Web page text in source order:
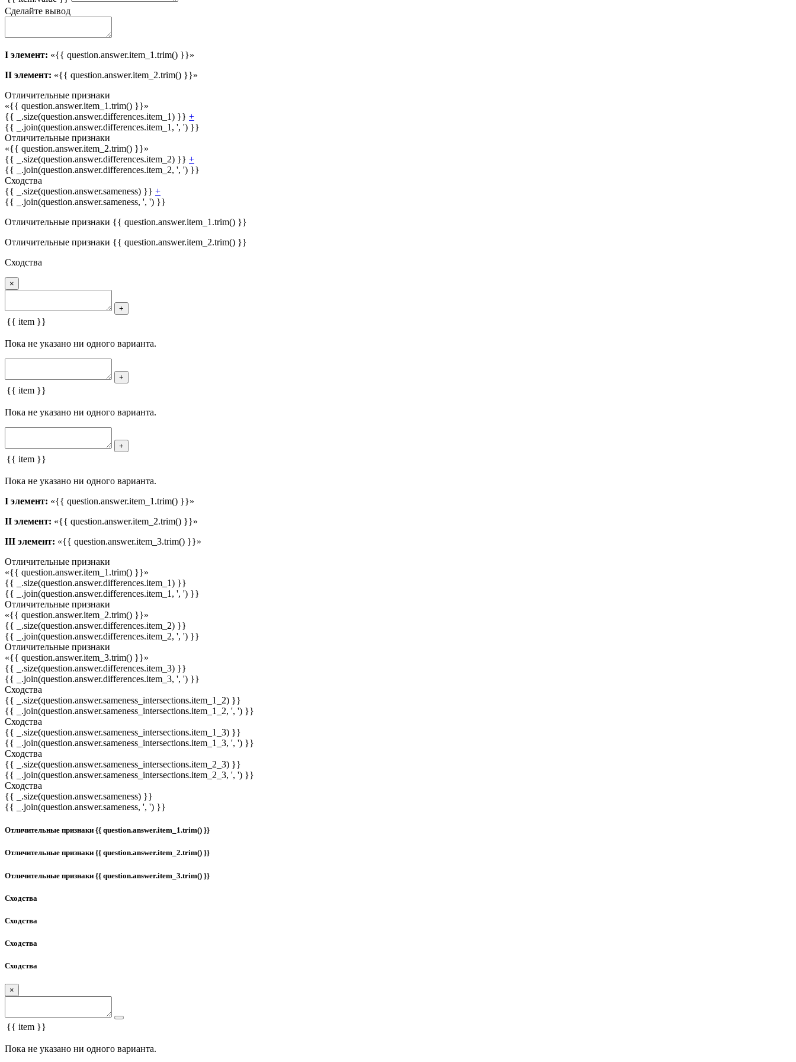
Сделайте вывод
I элемент: «{{ question.answer.item_1.trim() }}»
II элемент: «{{ question.answer.item_2.trim() }}»
Отличительные признаки
«{{ question.answer.item_1.trim() }}»
{{ _.size(question.answer.differences.item_1) }} +
{{ _.join(question.answer.differences.item_1, ', ') }}
Отличительные признаки
«{{ question.answer.item_2.trim() }}»
{{ _.size(question.answer.differences.item_2) }} +
{{ _.join(question.answer.differences.item_2, ', ') }}
Сходства
{{ _.size(question.answer.sameness) }} +
{{ _.join(question.answer.sameness, ', ') }}
Отличительные признаки {{ question.answer.item_1.trim() }}
Отличительные признаки {{ question.answer.item_2.trim() }}
Сходства
×
+
{{ item }}
Пока не указано ни одного варианта.
+
{{ item }}
Пока не указано ни одного варианта.
+
{{ item }}
Пока не указано ни одного варианта.
I элемент: «{{ question.answer.item_1.trim() }}»
II элемент: «{{ question.answer.item_2.trim() }}»
III элемент: «{{ question.answer.item_3.trim() }}»
Отличительные признаки
«{{ question.answer.item_1.trim() }}»
{{ _.size(question.answer.differences.item_1) }}
{{ _.join(question.answer.differences.item_1, ', ') }}
Отличительные признаки
«{{ question.answer.item_2.trim() }}»
{{ _.size(question.answer.differences.item_2) }}
{{ _.join(question.answer.differences.item_2, ', ') }}
Отличительные признаки
«{{ question.answer.item_3.trim() }}»
{{ _.size(question.answer.differences.item_3) }}
{{ _.join(question.answer.differences.item_3, ', ') }}
Сходства
{{ _.size(question.answer.sameness_intersections.item_1_2) }}
{{ _.join(question.answer.sameness_intersections.item_1_2, ', ') }}
Сходства
{{ _.size(question.answer.sameness_intersections.item_1_3) }}
{{ _.join(question.answer.sameness_intersections.item_1_3, ', ') }}
Сходства
{{ _.size(question.answer.sameness_intersections.item_2_3) }}
{{ _.join(question.answer.sameness_intersections.item_2_3, ', ') }}
Сходства
{{ _.size(question.answer.sameness) }}
{{ _.join(question.answer.sameness, ', ') }}
Отличительные признаки {{ question.answer.item_1.trim() }}
Отличительные признаки {{ question.answer.item_2.trim() }}
Отличительные признаки {{ question.answer.item_3.trim() }}
Сходства
Сходства
Сходства
Сходства
×
{{ item }}
Пока не указано ни одного варианта.